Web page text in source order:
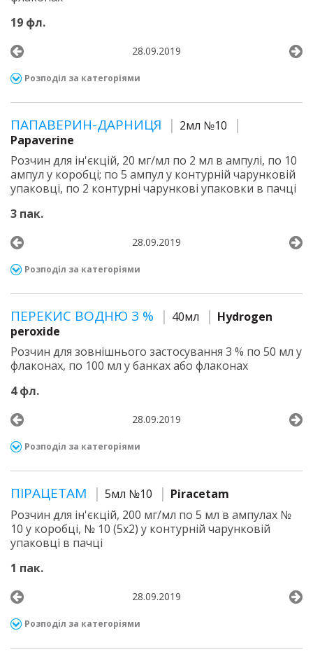
19 фл.
28.09.2019
Розподіл за категоріями
ПАПАВЕРИН-ДАРНИЦЯ
2мл №10
Papaverine
Розчин для ін'єкцій, 20 мг/мл по 2 мл в ампулі, по 10
ампул у коробці; по 5 ампул у контурній чарунковій
упаковці, по 2 контурні чарункові упаковки в пачці
3 пак.
28.09.2019
Розподіл за категоріями
ПЕРЕКИС ВОДНЮ 3 % 40мл
Hydrogen
peroxide
Розчин для зовнішнього застосування 3 % по 50 мл у
флаконах, по 100 мл у банках або флаконах
4 фл.
28.09.2019
Розподіл за категоріями
ПІРАЦЕТАМ 5мл №10
Piracetam
Розчин для ін'єкцій, 200 мг/мл по 5 мл в ампулах №
10 у коробці, № 10 (5х2) у контурній чарунковій
упаковці в пачці
1 пак.
28.09.2019
Розподіл за категоріями